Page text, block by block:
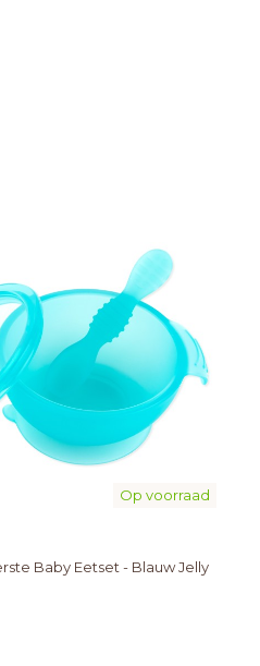
Op voorraad
Baby Eetset - Blauw Jelly